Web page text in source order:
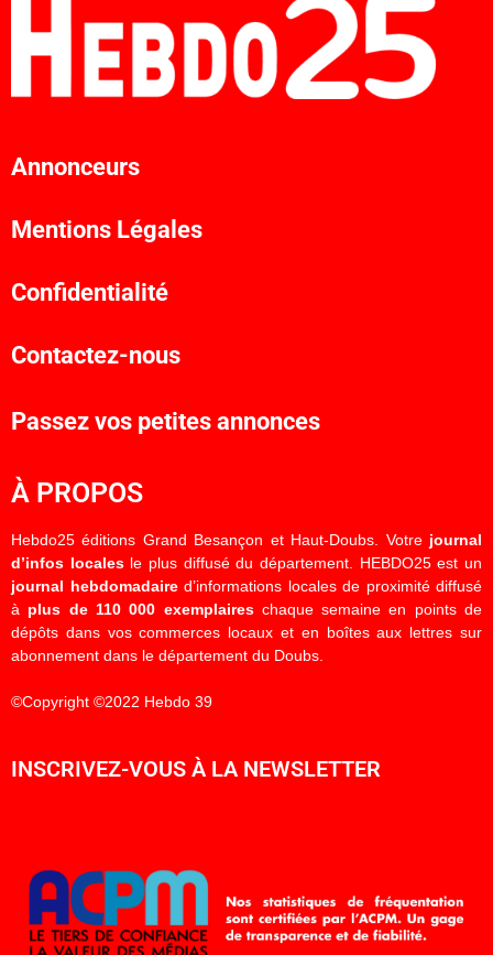
Annonceurs
Mentions Légales
Confidentialité
Contactez-nous
Passez vos petites annonces
À PROPOS
Hebdo25 éditions Grand Besançon et Haut-Doubs. Votre journal
d’infos localesle plus diffusé du département. HEBDO25 est un
journal hebdomadaired’informations locales de proximité diffusé
à plus de 110 000 exemplaireschaque semaine en points de
dépôts dans vos commerces locaux et en boîtes aux lettres sur
abonnement dans le département du Doubs.
©Copyright ©2022 Hebdo 39
INSCRIVEZ-VOUS À LA NEWSLETTER